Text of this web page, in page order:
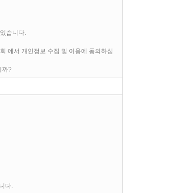
습니다.
에서 개인정보 수집 및 이용에 동의하십
까?
다.